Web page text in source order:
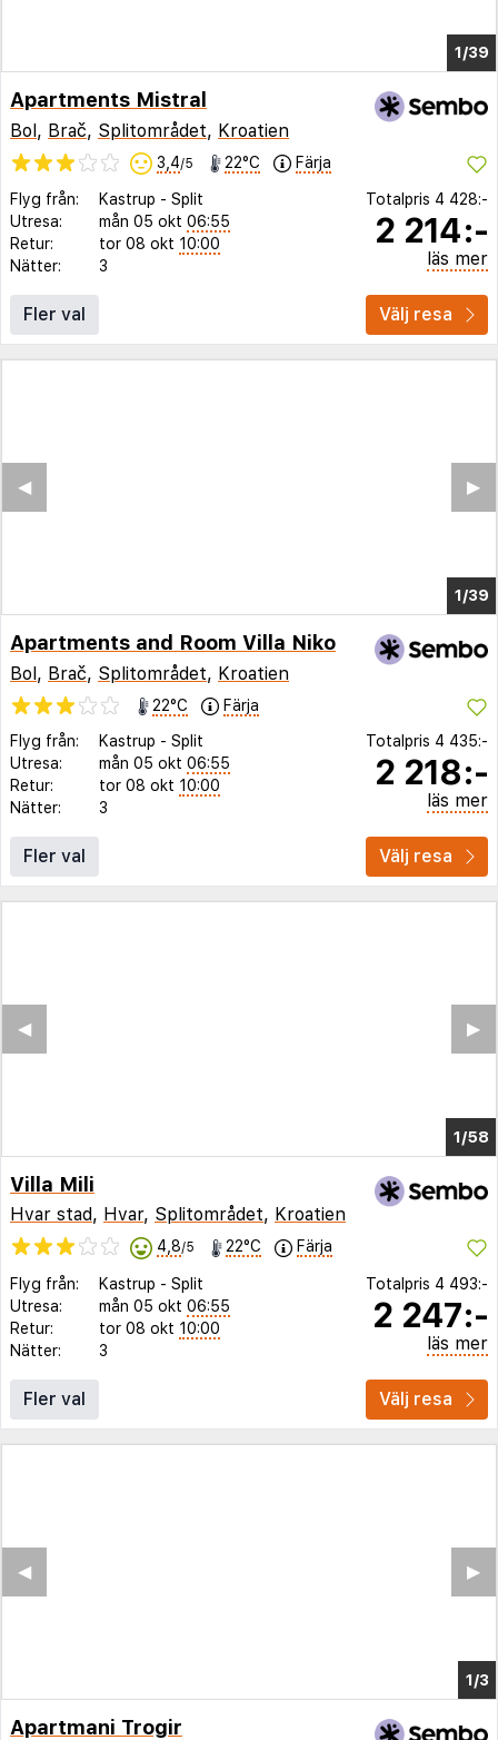
1/33
Apartments Mistral
Bol, Brač, Splitområdet, Kroatien
3,4/5 22°C Färja
Flyg från: Kastrup - Split
Utresa:
mån 05 okt 06:55
Retur:
tor 08 okt 10:00
Nätter:
3
Totalpris 4 428:-
2 214:-
läs mer
Fler val Välj resa
1/33
▶︎
◀︎
Apartments and Room Villa Niko
Bol, Brač, Splitområdet, Kroatien
22°C
Färja
Flyg från:
Kastrup - Split
Utresa:
mån 05 okt 06:55
Retur:
tor 08 okt 10:00
Nätter:
3
Totalpris 4 435:-
2 218:-
läs mer
Fler val Välj resa
1/52
▶︎
◀︎
Villa Mili
Hvar stad, Hvar, Splitområdet, Kroatien
4,8/5 22°C Färja
Flyg från: Kastrup - Split
Utresa:
mån 05 okt 06:55
Retur:
tor 08 okt 10:00
Nätter:
3
Totalpris 4 493:-
2 247:-
läs mer
Fler val Välj resa
Apartmani Trogir